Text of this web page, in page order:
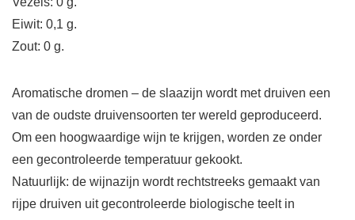
Eiwit: 0,1 g.
Zout: 0 g.
Aromatische dromen – de slaazijn wordt met druiven een
van de oudste druivensoorten ter wereld geproduceerd.
Om een hoogwaardige wijn te krijgen, worden ze onder
een gecontroleerde temperatuur gekookt.
Natuurlijk: de wijnazijn wordt rechtstreeks gemaakt van
rijpe druiven uit gecontroleerde biologische teelt in